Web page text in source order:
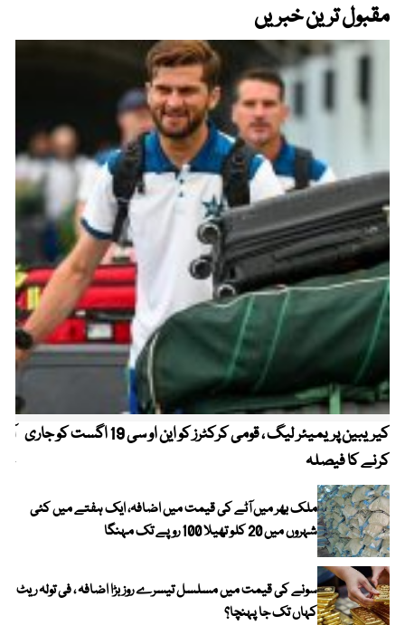
مقبول ترین خبریں
کیریبین پریمیئر لیگ ، قومی کرکٹرز کو این او سی 19 اگست کو جاری
کرنے کا فیصلہ
ملک بھر میں آٹے کی قیمت میں اضافہ، ایک ہفتے میں کئی
شہروں میں 20 کلو تھیلا 100 روپے تک مہنگا
سونے کی قیمت میں مسلسل تیسرے روز بڑا اضافہ ، فی تولہ ریٹ
کہاں تک جا پہنچا؟